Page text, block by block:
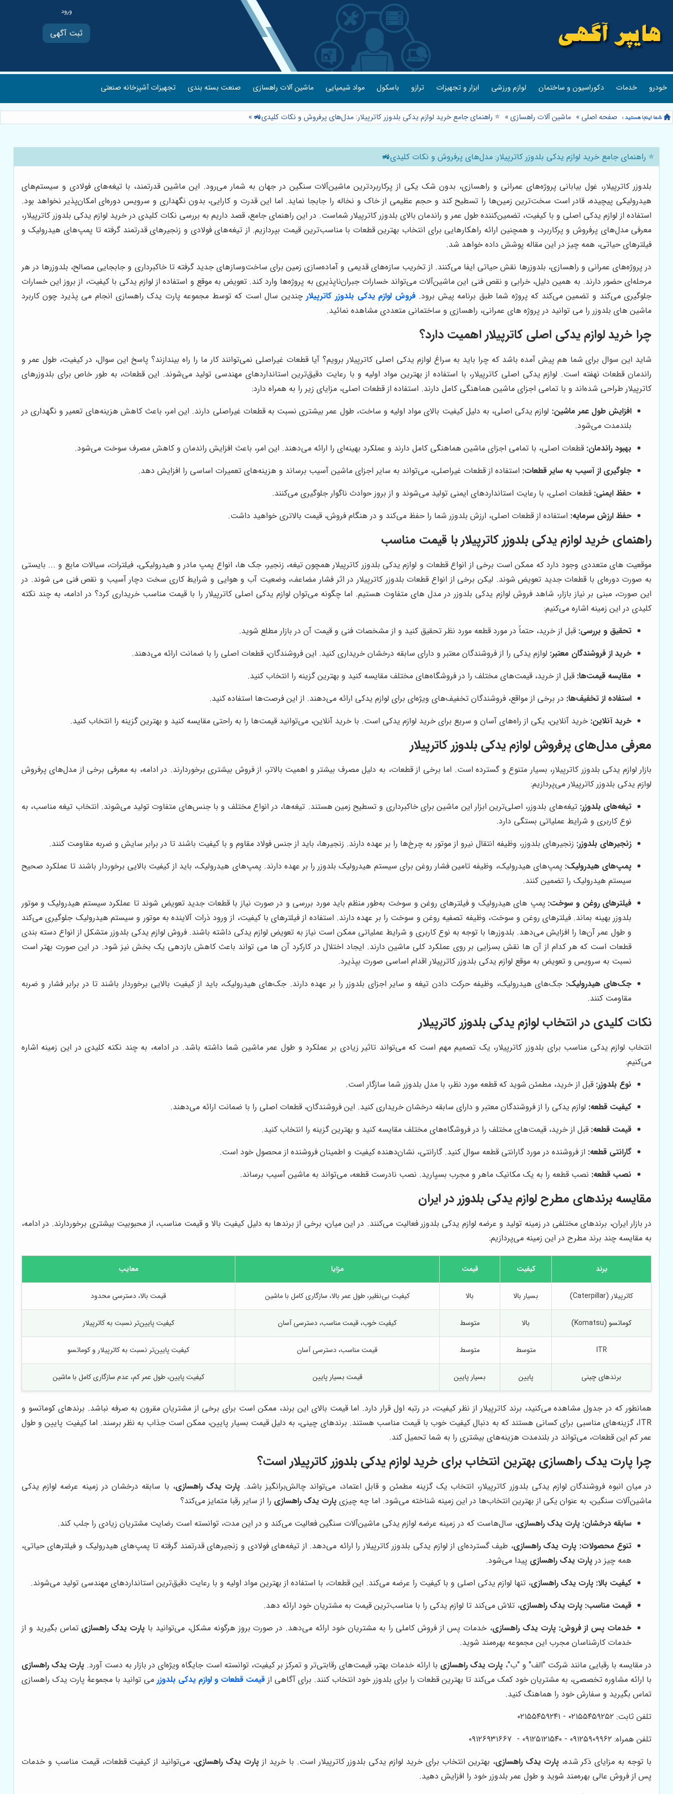
ثبت آگهی
خودرو خدمات دکوراسیون و ساختمان لوازم ورزشی ابزار و تجهیزات ترازو باسکول مواد شیمیایی ماشین آلات راهسازی صنعت بسته بندی تجهیزات آشپزخانه صنعتی
صفحه اصلی » ماشین آلات راهسازی» ⭐️ راهنمای جامع خرید لوازم یدکی بلدوزر کاترپیلار: مدل‌های پرفروش و نکات کلیدی🚜 »
⭐️ راهنمای جامع خرید لوازم یدکی بلدوزر کاترپیلار: مدل‌های پرفروش و نکات کلیدی🚜
بلدوزر کاترپیلار، غول بیابانی پروژه‌های عمرانی و راهسازی، بدون شک یکی از پرکاربردترین ماشین‌آلات سنگین در جهان به شمار می‌رود. این ماشین قدرتمند، با تیغه‌های فولادی و سیستم‌های
هیدرولیکی پیچیده، قادر است سخت‌ترین زمین‌ها را تسطیح کند و حجم عظیمی از خاک و نخاله را جابجا نماید. اما این قدرت و کارایی، بدون نگهداری و سرویس دوره‌ای امکان‌پذیر نخواهد بود.
استفاده از لوازم یدکی اصلی و با کیفیت، تضمین‌کننده طول عمر و راندمان بالای بلدوزر کاترپیلار شماست. در این راهنمای جامع، قصد داریم به بررسی نکات کلیدی در خرید لوازم یدکی بلدوزر کاترپیلار،
معرفی مدل‌های پرفروش و پرکاربرد، و همچنین ارائه راهکارهایی برای انتخاب بهترین قطعات با مناسب‌ترین قیمت بپردازیم. از تیغه‌های فولادی و زنجیرهای قدرتمند گرفته تا پمپ‌های هیدرولیک و
فیلترهای حیاتی، همه چیز در این مقاله پوشش داده خواهد شد.
در پروژه‌های عمرانی و راهسازی، بلدوزرها نقش حیاتی ایفا می‌کنند. از تخریب سازه‌های قدیمی و آماده‌سازی زمین برای ساخت‌وسازهای جدید گرفته تا خاکبرداری و جابجایی مصالح، بلدوزرها در هر
مرحله‌ای حضور دارند. به همین دلیل، خرابی و نقص فنی این ماشین‌آلات می‌تواند خسارات جبران‌ناپذیری به پروژه‌ها وارد کند. تعویض به موقع و استفاده از لوازم یدکی با کیفیت، از بروز این خسارات
جلوگیری می‌کند و تضمین می‌کند که پروژه شما طبق برنامه پیش برود.فروش لوازم یدکی بلدوزر کاترپیلارچندین سال است که توسط مجموعه پارت یدک راهسازی انجام می پذیرد چون کاربرد
ماشین های بلدوزر را می توانید در پروژه های عمرانی، راهسازی و ساختمانی متعددی مشاهده نمائید.
چرا خرید لوازم یدکی اصلی کاترپیلار اهمیت دارد؟
شاید این سوال برای شما هم پیش آمده باشد که چرا باید به سراغ لوازم یدکی اصلی کاترپیلار برویم؟ آیا قطعات غیراصلی نمی‌توانند کار ما را راه بیندازند؟ پاسخ این سوال، در کیفیت، طول عمر و
راندمان قطعات نهفته است. لوازم یدکی اصلی کاترپیلار، با استفاده از بهترین مواد اولیه و با رعایت دقیق‌ترین استانداردهای مهندسی تولید می‌شوند. این قطعات، به طور خاص برای بلدوزرهای
کاترپیلار طراحی شده‌اند و با تمامی اجزای ماشین هماهنگی کامل دارند. استفاده از قطعات اصلی، مزایای زیر را به همراه دارد:
افزایش طول عمر ماشین: لوازم یدکی اصلی، به دلیل کیفیت بالای مواد اولیه و ساخت، طول عمر بیشتری نسبت به قطعات غیراصلی دارند. این امر، باعث کاهش هزینه‌های تعمیر و نگهداری در
بلندمدت می‌شود.
بهبود راندمان: قطعات اصلی، با تمامی اجزای ماشین هماهنگی کامل دارند و عملکرد بهینه‌ای را ارائه می‌دهند. این امر، باعث افزایش راندمان و کاهش مصرف سوخت می‌شود.
جلوگیری از آسیب به سایر قطعات: استفاده از قطعات غیراصلی، می‌تواند به سایر اجزای ماشین آسیب برساند و هزینه‌های تعمیرات اساسی را افزایش دهد.
حفظ ایمنی: قطعات اصلی، با رعایت استانداردهای ایمنی تولید می‌شوند و از بروز حوادث ناگوار جلوگیری می‌کنند.
حفظ ارزش سرمایه: استفاده از قطعات اصلی، ارزش بلدوزر شما را حفظ می‌کند و در هنگام فروش، قیمت بالاتری خواهید داشت.
راهنمای خرید لوازم یدکی بلدوزر کاترپیلار با قیمت مناسب
موقعیت های متعددی وجود دارد که ممکن است برخی از انواع قطعات و لوازم یدکی بلدوزر کاترپیلار همچون تیغه، زنجیر، جک ها، انواع پمپ مادر و هیدرولیکی، فیلترات، سیالات مایع و ... بایستی
به صورت دوره‌ای با قطعات جدید تعویض شوند. لیکن برخی از انواع قطعات بلدوزر کاترپیلار در اثر فشار مضاعف، وضعیت آب و هوایی و شرایط کاری سخت دچار آسیب و نقص فنی می شوند. در
این صورت، مبنی بر نیاز بازار، شاهد فروش لوازم یدکی بلدوزر در مدل های متفاوت هستیم. اما چگونه می‌توان لوازم یدکی اصلی کاترپیلار را با قیمت مناسب خریداری کرد؟ در ادامه، به چند نکته
کلیدی در این زمینه اشاره می‌کنیم:
تحقیق و بررسی: قبل از خرید، حتماً در مورد قطعه مورد نظر تحقیق کنید و از مشخصات فنی و قیمت آن در بازار مطلع شوید.
خرید از فروشندگان معتبر: لوازم یدکی را از فروشندگان معتبر و دارای سابقه درخشان خریداری کنید. این فروشندگان، قطعات اصلی را با ضمانت ارائه می‌دهند.
مقایسه قیمت‌ها: قبل از خرید، قیمت‌های مختلف را در فروشگاه‌های مختلف مقایسه کنید و بهترین گزینه را انتخاب کنید.
استفاده از تخفیف‌ها: در برخی از مواقع، فروشندگان تخفیف‌های ویژه‌ای برای لوازم یدکی ارائه می‌دهند. از این فرصت‌ها استفاده کنید.
خرید آنلاین: خرید آنلاین، یکی از راه‌های آسان و سریع برای خرید لوازم یدکی است. با خرید آنلاین، می‌توانید قیمت‌ها را به راحتی مقایسه کنید و بهترین گزینه را انتخاب کنید.
معرفی مدل‌های پرفروش لوازم یدکی بلدوزر کاترپیلار
بازار لوازم یدکی بلدوزر کاترپیلار، بسیار متنوع و گسترده است. اما برخی از قطعات، به دلیل مصرف بیشتر و اهمیت بالاتر، از فروش بیشتری برخوردارند. در ادامه، به معرفی برخی از مدل‌های پرفروش
لوازم یدکی بلدوزر کاترپیلار می‌پردازیم:
تیغه‌های بلدوزر: تیغه‌های بلدوزر، اصلی‌ترین ابزار این ماشین برای خاکبرداری و تسطیح زمین هستند. تیغه‌ها، در انواع مختلف و با جنس‌های متفاوت تولید می‌شوند. انتخاب تیغه مناسب، به
نوع کاربری و شرایط عملیاتی بستگی دارد.
زنجیرهای بلدوزر: زنجیرهای بلدوزر، وظیفه انتقال نیرو از موتور به چرخ‌ها را بر عهده دارند. زنجیرها، باید از جنس فولاد مقاوم و با کیفیت باشند تا در برابر سایش و ضربه مقاومت کنند.
پمپ‌های هیدرولیک: پمپ‌های هیدرولیک، وظیفه تامین فشار روغن برای سیستم هیدرولیک بلدوزر را بر عهده دارند. پمپ‌های هیدرولیک، باید از کیفیت بالایی برخوردار باشند تا عملکرد صحیح
سیستم هیدرولیک را تضمین کنند.
فیلترهای روغن و سوخت: پمپ های هیدرولیک و فیلترهای روغن و سوخت به‌طور منظم باید مورد بررسی و در صورت نیاز با قطعات جدید تعویض شوند تا عملکرد سیستم هیدرولیک و موتور
بلدوزر بهینه بماند. فیلترهای روغن و سوخت، وظیفه تصفیه روغن و سوخت را بر عهده دارند. استفاده از فیلترهای با کیفیت، از ورود ذرات آلاینده به موتور و سیستم هیدرولیک جلوگیری می‌کند
و طول عمر آن‌ها را افزایش می‌دهد. بلدوزرها با توجه به نوع کاربری و شرایط عملیاتی ممکن است نیاز به تعویض لوازم یدکی داشته باشند. فروش لوازم یدکی بلدوزر متشکل از انواع دسته بندی
قطعات است که هر کدام از آن ها نقش بسزایی بر روی عملکرد کلی ماشین دارند. ایجاد اختلال در کارکرد آن ها می تواند باعث کاهش بازدهی یک بخش نیز شود. در این صورت بهتر است
نسبت به سرویس و تعویض به موقع لوازم یدکی بلدوزر کاترپیلار اقدام اساسی صورت بپذیرد.
جک‌های هیدرولیک: جک‌های هیدرولیک، وظیفه حرکت دادن تیغه و سایر اجزای بلدوزر را بر عهده دارند. جک‌های هیدرولیک، باید از کیفیت بالایی برخوردار باشند تا در برابر فشار و ضربه
مقاومت کنند.
نکات کلیدی در انتخاب لوازم یدکی بلدوزر کاترپیلار
انتخاب لوازم یدکی مناسب برای بلدوزر کاترپیلار، یک تصمیم مهم است که می‌تواند تاثیر زیادی بر عملکرد و طول عمر ماشین شما داشته باشد. در ادامه، به چند نکته کلیدی در این زمینه اشاره
می‌کنیم:
نوع بلدوزر: قبل از خرید، مطمئن شوید که قطعه مورد نظر، با مدل بلدوزر شما سازگار است.
کیفیت قطعه: لوازم یدکی را از فروشندگان معتبر و دارای سابقه درخشان خریداری کنید. این فروشندگان، قطعات اصلی را با ضمانت ارائه می‌دهند.
قیمت قطعه: قبل از خرید، قیمت‌های مختلف را در فروشگاه‌های مختلف مقایسه کنید و بهترین گزینه را انتخاب کنید.
گارانتی قطعه: از فروشنده در مورد گارانتی قطعه سوال کنید. گارانتی، نشان‌دهنده کیفیت و اطمینان فروشنده از محصول خود است.
نصب قطعه: نصب قطعه را به یک مکانیک ماهر و مجرب بسپارید. نصب نادرست قطعه، می‌تواند به ماشین آسیب برساند.
مقایسه برندهای مطرح لوازم یدکی بلدوزر در ایران
در بازار ایران، برندهای مختلفی در زمینه تولید و عرضه لوازم یدکی بلدوزر فعالیت می‌کنند. در این میان، برخی از برندها به دلیل کیفیت بالا و قیمت مناسب، از محبوبیت بیشتری برخوردارند. در ادامه،
به مقایسه چند برند مطرح در این زمینه می‌پردازیم:
برند کیفیت قیمت مزایا معایب
کاترپیلار (Caterpillar) بسیار بالا بالا کیفیت بی‌نظیر، طول عمر بالا، سازگاری کامل با ماشین قیمت بالا، دسترسی محدود
کوماتسو (Komatsu) بالا متوسط کیفیت خوب، قیمت مناسب، دسترسی آسان کیفیت پایین‌تر نسبت به کاترپیلار
ITR متوسط متوسط قیمت مناسب، دسترسی آسان کیفیت پایین‌تر نسبت به کاترپیلار و کوماتسو
برندهای چینی پایین بسیار پایین قیمت بسیار پایین کیفیت پایین، طول عمر کم، عدم سازگاری کامل با ماشین
همانطور که در جدول مشاهده می‌کنید، برند کاترپیلار از نظر کیفیت، در رتبه اول قرار دارد. اما قیمت بالای این برند، ممکن است برای برخی از مشتریان مقرون به صرفه نباشد. برندهای کوماتسو و
ITR، گزینه‌های مناسبی برای کسانی هستند که به دنبال کیفیت خوب با قیمت مناسب هستند. برندهای چینی، به دلیل قیمت بسیار پایین، ممکن است جذاب به نظر برسند. اما کیفیت پایین و طول
عمر کم این قطعات، می‌تواند در بلندمدت هزینه‌های بیشتری را به شما تحمیل کند.
چرا پارت یدک راهسازی بهترین انتخاب برای خرید لوازم یدکی بلدوزر کاترپیلار است؟
در میان انبوه فروشندگان لوازم یدکی بلدوزر کاترپیلار، انتخاب یک گزینه مطمئن و قابل اعتماد، می‌تواند چالش‌برانگیز باشد. پارت یدک راهسازی، با سابقه درخشان در زمینه عرضه لوازم یدکی
ماشین‌آلات سنگین، به عنوان یکی از بهترین انتخاب‌ها در این زمینه شناخته می‌شود. اما چه چیزی پارت یدک راهسازی را از سایر رقبا متمایز می‌کند؟
سابقه درخشان: پارت یدک راهسازی، سال‌هاست که در زمینه عرضه لوازم یدکی ماشین‌آلات سنگین فعالیت می‌کند و در این مدت، توانسته است رضایت مشتریان زیادی را جلب کند.
تنوع محصولات: پارت یدک راهسازی، طیف گسترده‌ای از لوازم یدکی بلدوزر کاترپیلار را ارائه می‌دهد. از تیغه‌های فولادی و زنجیرهای قدرتمند گرفته تا پمپ‌های هیدرولیک و فیلترهای حیاتی،
همه چیز در پارت یدک راهسازی پیدا می‌شود.
کیفیت بالا: پارت یدک راهسازی، تنها لوازم یدکی اصلی و با کیفیت را عرضه می‌کند. این قطعات، با استفاده از بهترین مواد اولیه و با رعایت دقیق‌ترین استانداردهای مهندسی تولید می‌شوند.
قیمت مناسب: پارت یدک راهسازی، تلاش می‌کند تا لوازم یدکی را با مناسب‌ترین قیمت به مشتریان خود ارائه دهد.
خدمات پس از فروش: پارت یدک راهسازی، خدمات پس از فروش کاملی را به مشتریان خود ارائه می‌دهد. در صورت بروز هرگونه مشکل، می‌توانید با پارت یدک راهسازی تماس بگیرید و از
خدمات کارشناسان مجرب این مجموعه بهره‌مند شوید.
در مقایسه با رقبایی مانند شرکت "الف" و "ب"، پارت یدک راهسازی با ارائه خدمات بهتر، قیمت‌های رقابتی‌تر و تمرکز بر کیفیت، توانسته است جایگاه ویژه‌ای در بازار به دست آورد.پارت یدک راهسازی
با ارائه مشاوره تخصصی، به مشتریان خود کمک می‌کند تا بهترین قطعات را برای بلدوزر خود انتخاب کنند. برای آگاهی ازقیمت قطعات و لوازم یدکی بلدوزر می توانید با مجموعۀ پارت یدک راهسازی
تماس بگیرید و سفارش خود را هماهنگ کنید.
تلفن ثابت: ۰۲۱۵۵۴۵۹۲۵۲ - ۰۲۱۵۵۴۵۹۲۴۱
تلفن همراه: ۰۹۱۲۵۹۰۹۹۶۲ - ۰۹۱۲۵۱۲۱۵۴۰‌‌‌ - ۰۹۱۲۶۹۳۱۶۶۷
با توجه به مزایای ذکر شده،پارت یدک راهسازی، بهترین انتخاب برای خرید لوازم یدکی بلدوزر کاترپیلار است. با خرید از پارت یدک راهسازی، می‌توانید از کیفیت قطعات، قیمت مناسب و خدمات
پس از فروش عالی بهره‌مند شوید و طول عمر بلدوزر خود را افزایش دهید.